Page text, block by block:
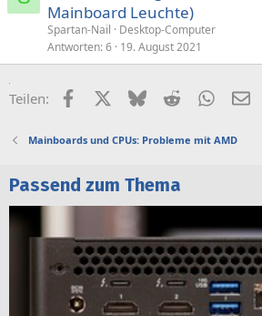
Mainboard Leuchte)
Spartan-Nail
Desktop-Computer
Antworten 6 19. August 2021
Teilen: FacebookX (Twitter)
BlueskyReddit
Mainboards und CPUs: Probleme mit AMD
Passend zum Thema